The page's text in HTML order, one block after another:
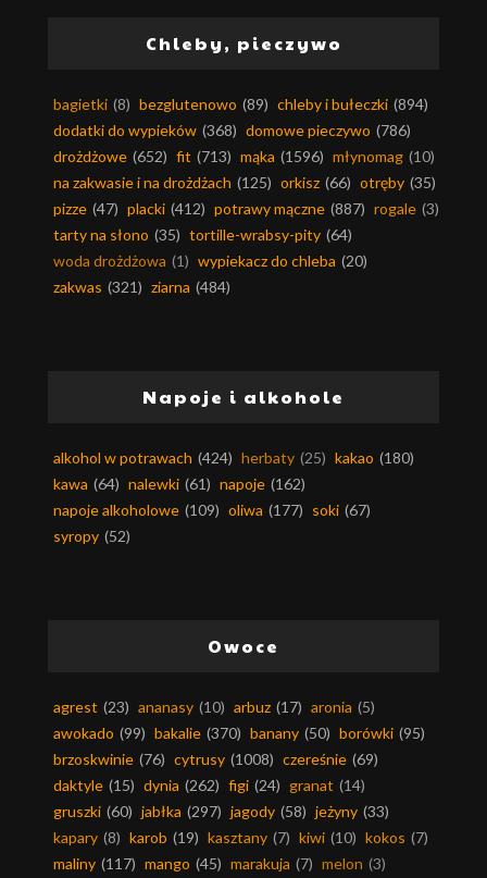
Chleby, pieczywo
bagietki (8) bezglutenowo (89) chleby i bułeczki (894)
dodatki do wypieków (368) domowe pieczywo (786)
drożdżowe (652) fit (713) mąka (1596) młynomag (10)
na zakwasie i na drożdżach (125) orkisz (66) otręby (35)
pizze (47) placki (412) potrawy mączne (887) rogale (3)
tarty na słono (35) tortille-wrabsy-pity (64)
woda drożdżowa (1) wypiekacz do chleba (20)
zakwas (321) ziarna (484)
Napoje i alkohole
alkohol w potrawach (424) herbaty (25) kakao (180)
kawa (64) nalewki (61) napoje (162)
napoje alkoholowe (109) oliwa (177) soki (67)
syropy (52)
Owoce
agrest (23) ananasy (10) arbuz (17) aronia (5)
awokado (99) bakalie (370) banany (50) borówki (95)
brzoskwinie (76) cytrusy (1008) czereśnie (69)
daktyle (15) dynia (262) figi (24) granat (14)
gruszki (60) jabłka (297) jagody (58) jeżyny (33)
kapary (8) karob (19) kasztany (7) kiwi (10) kokos (7)
maliny (117) mango (45) marakuja (7) melon (3)